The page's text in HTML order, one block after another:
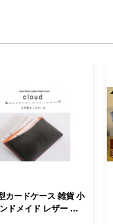
カードケース 雑貨 小
メイド レザー 手